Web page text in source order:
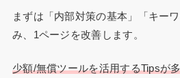
まずは「内部対策の基本」「キー
み、1ページを改善します。
少額/無償ツールを活用するTipsが